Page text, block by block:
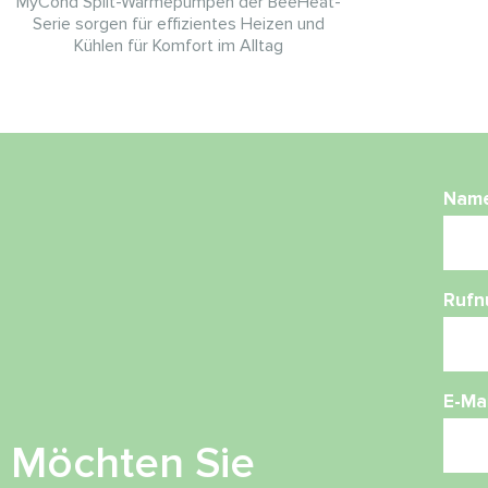
Serie sorgen für effizientes Heizen und
Kühlen für Komfort im Alltag
Möchten Sie
E-